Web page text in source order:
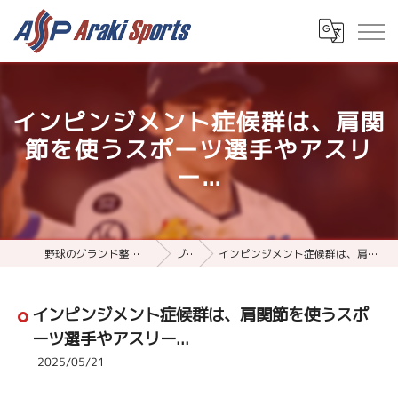
インピンジメント症候群は、肩関
節を使うスポーツ選手やアスリ
ー...
野球のグランド整備用品ならアラキスポーツ ブログ インピンジメント症候群は、肩関節を使うスポーツ選手やアスリー...
インピンジメント症候群は、肩関節を使うスポ
ーツ選手やアスリー...
2025/05/21